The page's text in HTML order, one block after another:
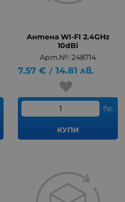
Антена WI-FI 2.4GHz
10dBi
Арт.№: 248714
7.57 € / 14.81 лв.
бр.
КУПИ